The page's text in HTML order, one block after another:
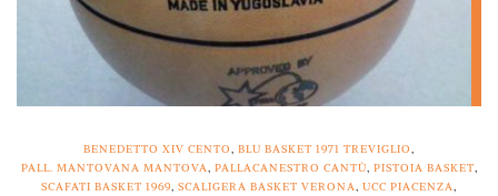
BENEDETTO XIV CENTO, BLU BASKET 1971 TREVIGLIO,
PALL. MANTOVANA MANTOVA, PALLACANESTRO CANTÙ, PISTOIA BASKET,
SCAFATI BASKET 1969, SCALIGERA BASKET VERONA, UCC PIACENZA,